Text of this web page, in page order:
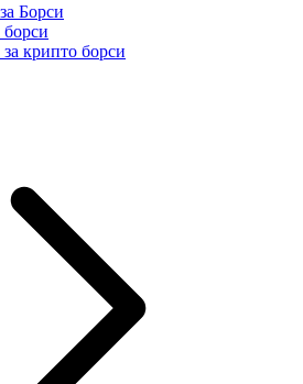
Борси
крипто борси